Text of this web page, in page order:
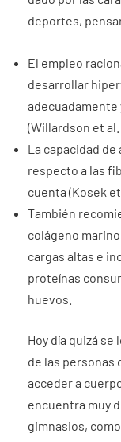
deportes,
El empleo
desarrollar
(Willardson et al.
La capacidad
respecto a las
cuenta (Kosek
También
colágeno
cargas altas e
proteínas
huevos.
Hoy día quizá se
de las personas
acceder a
encuentra muy
gimnasios,